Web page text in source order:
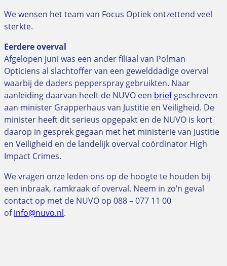
We wensen het team van Focus Optiek ontzettend veel
sterkte.
Eerdere overval
Afgelopen juni was een ander filiaal van Polman
Opticiens al slachtoffer van een gewelddadige overval
waarbij de daders pepperspray gebruikten. Naar
aanleiding daarvan heeft de NUVO een briefgeschreven
aan minister Grapperhaus van Justitie en Veiligheid. De
minister heeft dit serieus opgepakt en de NUVO is kort
daarop in gesprek gegaan met het ministerie van Justitie
en Veiligheid en de landelijk overval coördinator High
Impact Crimes.
We vragen onze leden ons op de hoogte te houden bij
een inbraak, ramkraak of overval. Neem in zo’n geval
contact op met de NUVO op 088 – 077 11 00
ofinfo@nuvo.nl.